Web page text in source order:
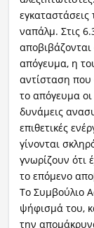
ναπάλμ. Στις
απόγευμα, η
αντίσταση
το απόγευμα οι
δυνάμεις
επιθετικές
γίνονται
γνωρίζουν ότι
το επόμενο
Το Συμβούλιο
ψήφισμά του,
την